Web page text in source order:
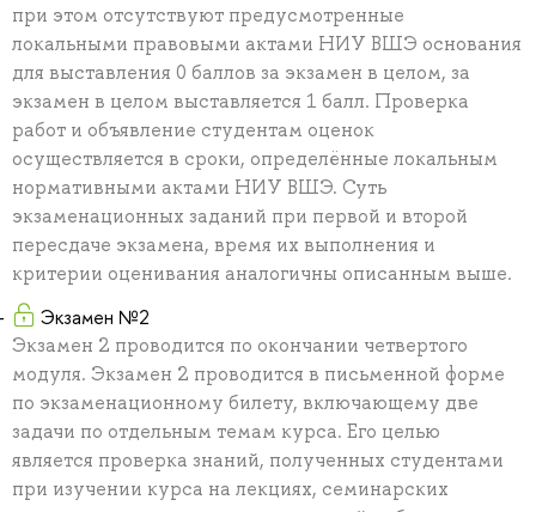
при этом отсутствуют предусмотренные
локальными правовыми актами НИУ ВШЭ основания
для выставления 0 баллов за экзамен в целом, за
экзамен в целом выставляется 1 балл. Проверка
работ и объявление студентам оценок
осуществляется в сроки, определённые локальным
нормативными актами НИУ ВШЭ. Суть
экзаменационных заданий при первой и второй
пересдаче экзамена, время их выполнения и
критерии оценивания аналогичны описанным выше.
Экзамен №2
Экзамен 2 проводится по окончании четвертого
модуля. Экзамен 2 проводится в письменной форме
по экзаменационному билету, включающему две
задачи по отдельным темам курса. Его целью
является проверка знаний, полученных студентами
при изучении курса на лекциях, семинарских